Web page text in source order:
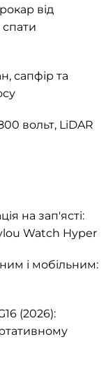
від
сапфір та
вольт, LiDAR
на зап'ясті:
Watch Hyper
і мобільним:
(2026):